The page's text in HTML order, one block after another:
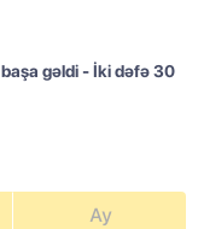
gəldi - İki dəfə 30
Ay